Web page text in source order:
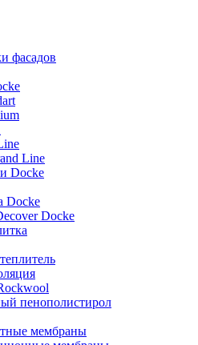
фасадов
Line
Docke
Docke
Docke
пенополистирол
мембраны